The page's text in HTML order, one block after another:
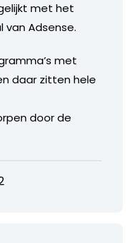
met het
van Adsense.
met
daar zitten hele
door de